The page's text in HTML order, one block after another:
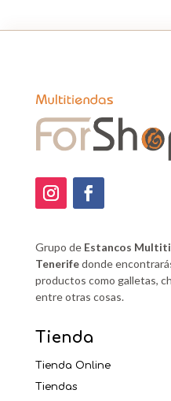
Grupo de Estancos
Tenerifedonde
productos como galletas,
entre otras cosas.
Tienda
Tienda Online
Tiendas